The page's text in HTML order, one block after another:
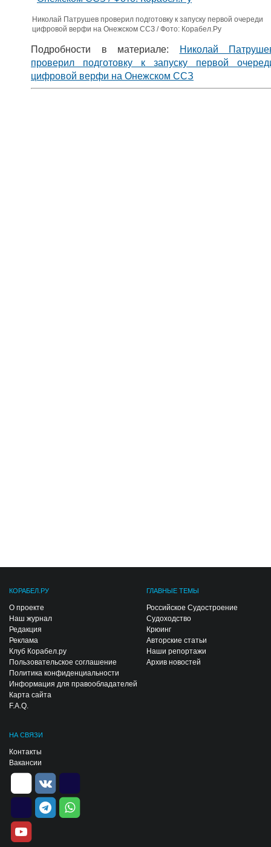
Николай Патрушев проверил подготовку к запуску первой очереди
цифровой верфи на Онежском ССЗ / Фото: Корабел.Ру
Подробности в материале:
Николай
проверил подготовку к запуску первой
цифровой верфи на Онежском ССЗ
КОРАБЕЛ.РУ
О проекте
Наш журнал
Редакция
Реклама
Клуб Корабел.ру
Пользовательское соглашение
Политика конфиденциальности
Информация для правообладателей
Карта сайта
F.A.Q.
ГЛАВНЫЕ ТЕМЫ
Российское Судостроение
Судоходство
Крюинг
Авторские статьи
Наши репортажи
Архив новостей
НА СВЯЗИ
Контакты
Вакансии